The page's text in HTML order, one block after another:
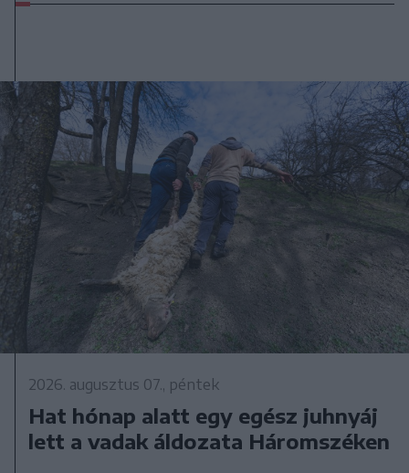
2026. augusztus 07., péntek
Hat hónap alatt egy egész juhnyáj
lett a vadak áldozata Háromszéken